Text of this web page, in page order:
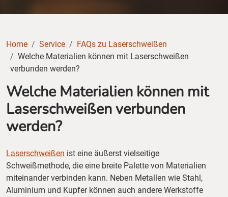
Home Service
FAQs zu Laserschweißen
Welche Materialien können mit Laserschweißen
verbunden werden?
Welche Materialien können mit
Laserschweißen verbunden
werden?
Laserschweißen ist eine äußerst vielseitige
Schweißmethode, die eine breite Palette von Materialien
miteinander verbinden kann. Neben Metallen wie Stahl,
Aluminium und Kupfer können auch andere Werkstoffe